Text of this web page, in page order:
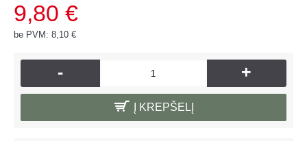
9,80 €
be PVM: 8,10 €
- +
Į KREPŠELĮ